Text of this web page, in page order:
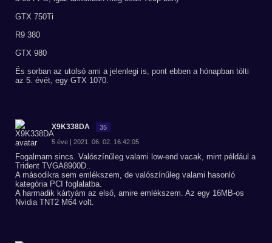
GTX 750Ti
R9 380
GTX 980
És sorban az utolsó ami a jelenlegi is, pont ebben a hónapban tölti
az 5. évét, egy GTX 1070.
X9K338DA 35
5 éve | 2021. 06. 02. 16:42:05
Fogalmam sincs. Valószínűleg valami low-end vacak, mint például a
Trident TVGA8900D..
A másodikra sem emlékszem, de valószínűleg valami hasonló
kategória PCI foglalatba.
A harmadik kártyám az első, amire emlékszem. Az egy 16MB-os
Nvidia TNT2 M64 volt.